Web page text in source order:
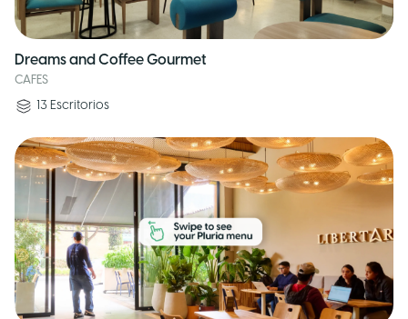
Dreams and Coffee Gourmet
CAFES
13 Escritorios